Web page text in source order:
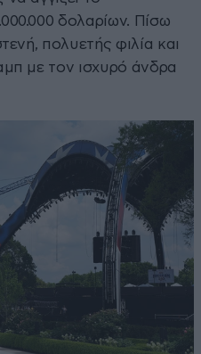
δολαρίων. Πίσω
πολυετής φιλία και
με τον ισχυρό άνδρα